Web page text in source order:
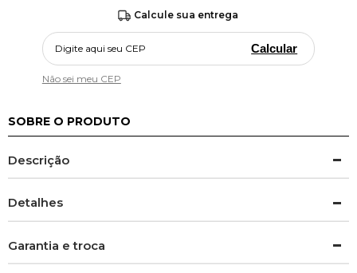
Calcule sua entrega
Calcular
Não sei meu CEP
SOBRE O PRODUTO
Descrição
Detalhes
Garantia e troca